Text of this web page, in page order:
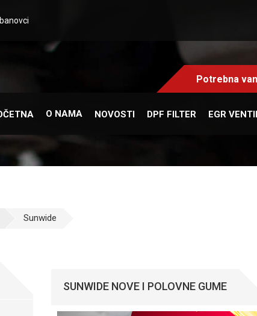
Potrebna
O NAMA NOVOSTI DPF FILTER EGR
Sunwide
SUNWIDE NOVE I POLOVNE GUME